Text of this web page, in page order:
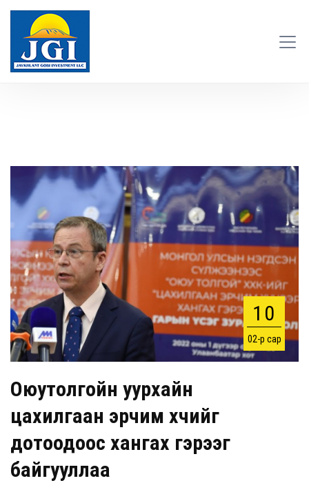
10
02-р сар
Оюутолгойн уурхайн
цахилгаан эрчим хүчийг
дотоодоос хангах гэрээг
байгууллаа